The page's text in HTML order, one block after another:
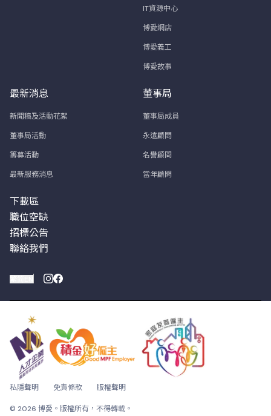
IT資源中心
博愛網店
博愛義工
博愛故事
最新消息
新聞稿及活動花絮
董事局活動
籌募活動
最新服務消息
董事局
董事局成員
永遠顧問
名譽顧問
當年顧問
下載區
職位空缺
招標公告
聯絡我們
私隱聲明 免責條款 版權聲明
© 2026 博愛。版權所有，不得轉載。